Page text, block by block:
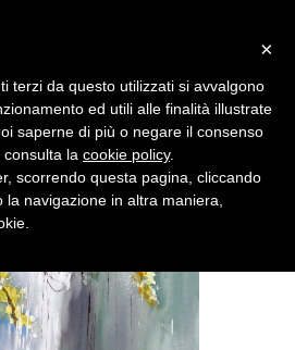
SEI UN ARTISTA?
×
terzi da questo utilizzati si avvalgono
ed utili alle finalità illustrate
saperne di più o negare il consenso
la cookie policy.
scorrendo questa pagina, cliccando
navigazione in altra maniera,